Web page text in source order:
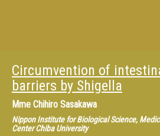
Circumvention of
barriers by Shigella
Mme Chihiro Sasakawa
Nippon Institute for Biological Science,
Center Chiba University